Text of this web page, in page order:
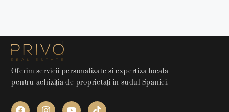
Oferim servicii personalizate si expertiza locala
pentru achiziția de proprietați in sudul Spaniei.